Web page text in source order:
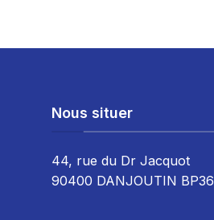
Nous situer
44, rue du Dr Jacquot
90400 DANJOUTIN BP36